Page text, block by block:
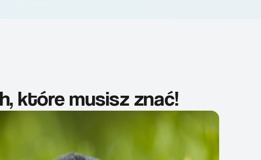
które musisz znać!